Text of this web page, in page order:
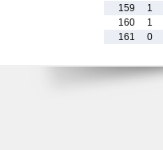
159
1
160
1
161
0